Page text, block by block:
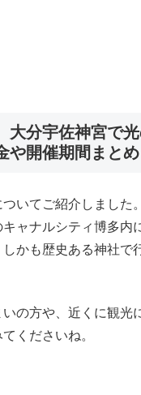
分宇佐神宮で光
や開催期間まとめ
いてご紹介しました
ャナルシティ博多内
かも歴史ある神社で
の方や、近くに観光
くださいね。